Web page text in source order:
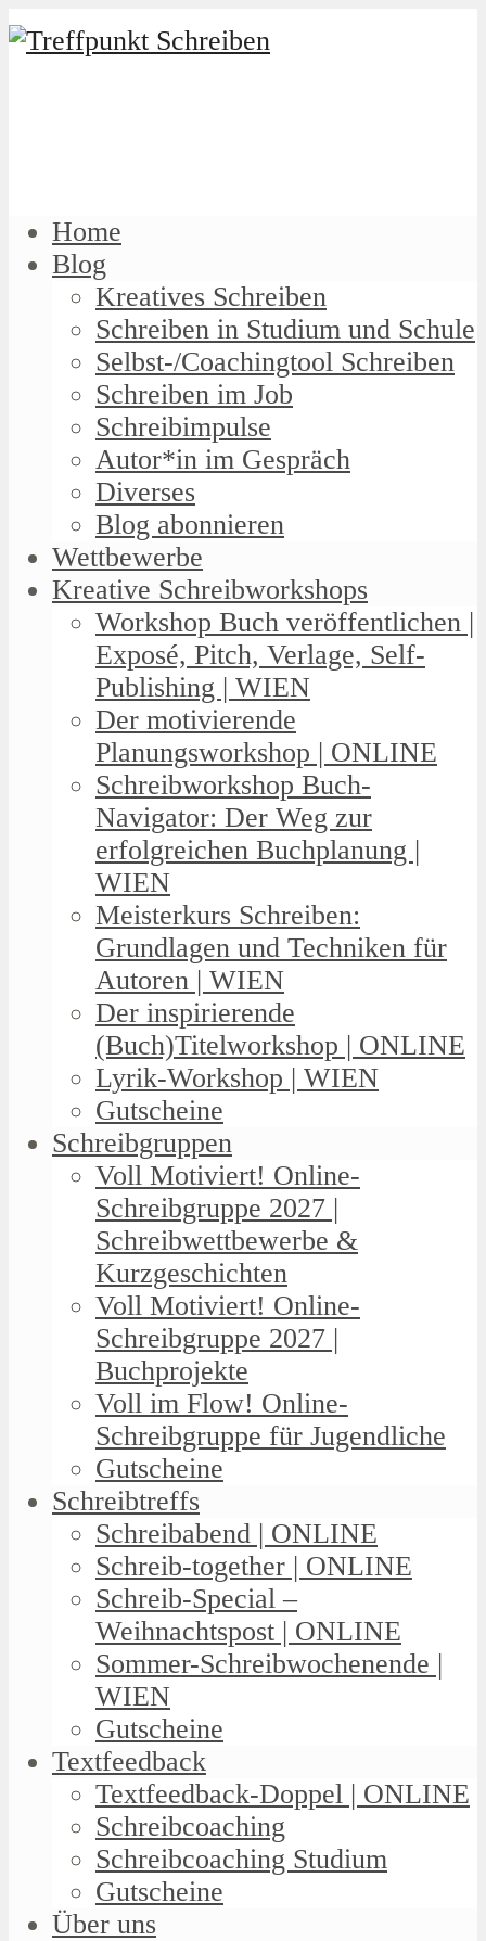
Home
Blog
Kreatives Schreiben
Schreiben in Studium und Schule
Selbst-/Coachingtool Schreiben
Schreiben im Job
Schreibimpulse
Autor*in im Gespräch
Diverses
Blog abonnieren
Wettbewerbe
Kreative Schreibworkshops
Workshop Buch veröffentlichen |
Exposé, Pitch, Verlage, Self-
Publishing | WIEN
Der motivierende
Planungsworkshop | ONLINE
Schreibworkshop Buch-
Navigator: Der Weg zur
erfolgreichen Buchplanung |
WIEN
Meisterkurs Schreiben:
Grundlagen und Techniken für
Autoren | WIEN
Der inspirierende
(Buch)Titelworkshop | ONLINE
Lyrik-Workshop | WIEN
Gutscheine
Schreibgruppen
Voll Motiviert! Online-
Schreibgruppe 2027 |
Schreibwettbewerbe &
Kurzgeschichten
Voll Motiviert! Online-
Schreibgruppe 2027 |
Buchprojekte
Voll im Flow! Online-
Schreibgruppe für Jugendliche
Gutscheine
Schreibtreffs
Schreibabend | ONLINE
Schreib-together | ONLINE
Schreib-Special –
Weihnachtspost | ONLINE
Sommer-Schreibwochenende |
WIEN
Gutscheine
Textfeedback
Textfeedback-Doppel | ONLINE
Schreibcoaching
Schreibcoaching Studium
Gutscheine
Über uns